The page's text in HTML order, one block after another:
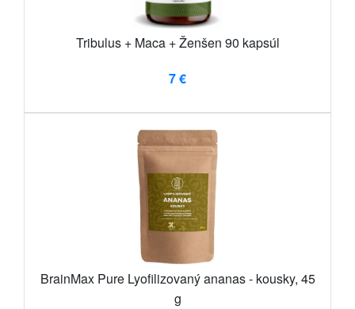
Tribulus + Maca + Ženšen 90 kapsúl
7 €
BrainMax Pure Lyofilizovaný ananas - kousky, 45
g